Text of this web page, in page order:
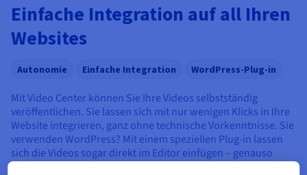
Einfache Integration auf all Ihren
Websites
Autonomie Einfache Integration WordPress-Plug-in
Mit Video Center können Sie Ihre Videos selbstständig
veröffentlichen. Sie lassen sich mit nur wenigen Klicks in Ihre
Website integrieren, ganz ohne technische Vorkenntnisse. Sie
verwenden WordPress? Mit einem speziellen Plug-in lassen
sich die Videos sogar direkt im Editor einfügen – genauso
einfach wie ein Bild.